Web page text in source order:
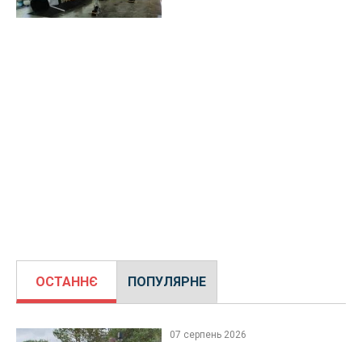
ОСТАННЄ ПОПУЛЯРНЕ
07 серпень 2026